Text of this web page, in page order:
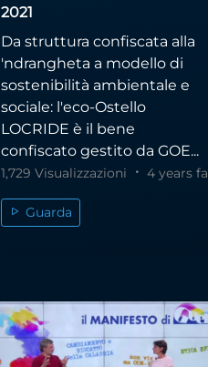
2021
Da struttura confiscata alla
'ndrangheta a modello di
sostenibilità ambientale e
sociale: l'eco-Ostello
LOCRIDE è il bene
confiscato gestito da GOE...
1,729 Visualizzazioni 4 years fa
Guarda